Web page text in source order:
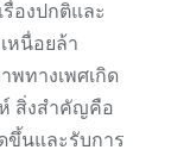
องปกติและ
หนื่อยล้า
ทางเพศเกิด
สิ่งสำคัญคือ
ขึ้นและรับการ